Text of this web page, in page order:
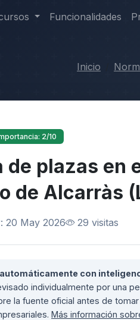
Funcionalidades
Inicio
2/10
de plazas en
de Alcarràs
20 May 2026 29 visitas
con
individualmente por una
la fuente oficial antes de
Más información